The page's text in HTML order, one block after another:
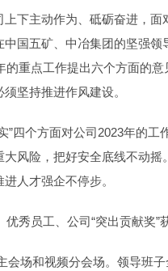
下主动作为、砥砺奋进，
国五矿、中冶集团的坚强
重点工作提出六个方面的
坚持推进作风建设。
”四个方面对公司2023年的
风险，把好安全底线不动
人才强企不停步。
秀员工、公司“突出贡献奖
会场和视频分会场。领导班